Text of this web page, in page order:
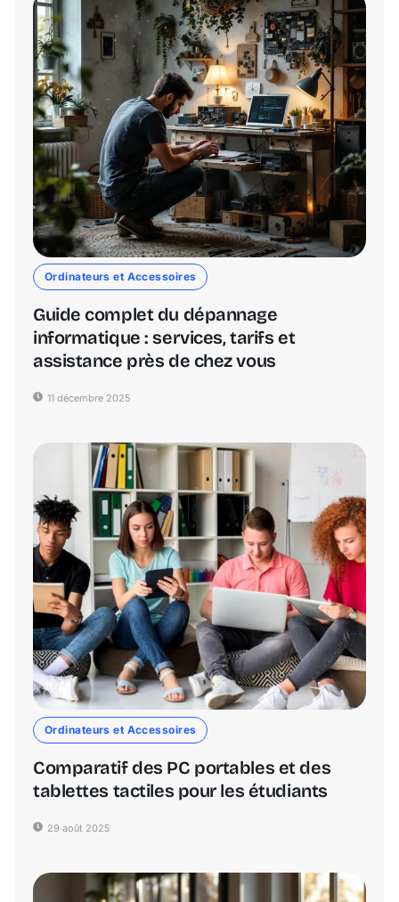
Ordinateurs et Accessoires
Guide complet du dépannage
informatique : services, tarifs et
assistance près de chez vous
11 décembre 2025
Ordinateurs et Accessoires
Comparatif des PC portables et des
tablettes tactiles pour les étudiants
29 août 2025